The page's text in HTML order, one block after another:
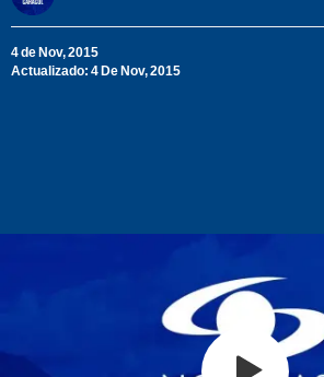
4 de Nov, 2015
Actualizado: 4 De Nov, 2015